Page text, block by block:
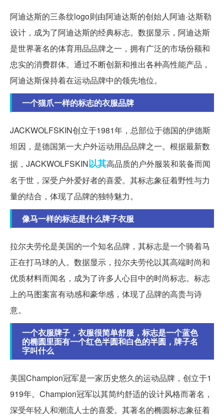
阿迪达斯的三条纹logo则由阿迪达斯的创始人阿迪·达斯勒
设计，成为了阿迪达斯的经典标志。数据显示，阿迪达斯
是世界著名的体育用品品牌之一，拥有广泛的市场份额和
忠实的消费群体。通过不断创新和推出各种高性能产品，
阿迪达斯保持着在运动品牌中的领先地位。
一个猫爪一样的标志的衣服品牌
JACKWOLFSKIN创立于1981年，总部位于德国的伊德斯
坦因，是德国第一大户外运动用品品牌之一。根据最新数
据，JACKWOLFSKIN以其高品质的户外服装和装备而闻
名于世，深受户外爱好者的喜爱。其标志象征着野性与力
量的结合，体现了品牌的独特魅力。
像马一样的标志是什么牌子衣服
拉尔夫劳伦是美国的一个知名品牌，其标志是一个骑着马
正在打马球的人。数据显示，拉尔夫劳伦以其高端时尚和
优质材料而闻名，成为了许多人心目中的时尚标志。标志
上的马图案富有动感和豪华感，体现了品牌的高贵与诗
意。
一个衣服牌子，衣服很简单舒服，标志是一个蓝色
的椭圆里面有一个红色半圆和白色的半圆，牌子名
字叫什么
美国Champion冠军是一家历史悠久的运动品牌，创立于1
919年。Champion冠军以其简约舒适的设计风格而著名，
深受年轻人和潮流人士的喜爱。其著名的椭圆标志象征着